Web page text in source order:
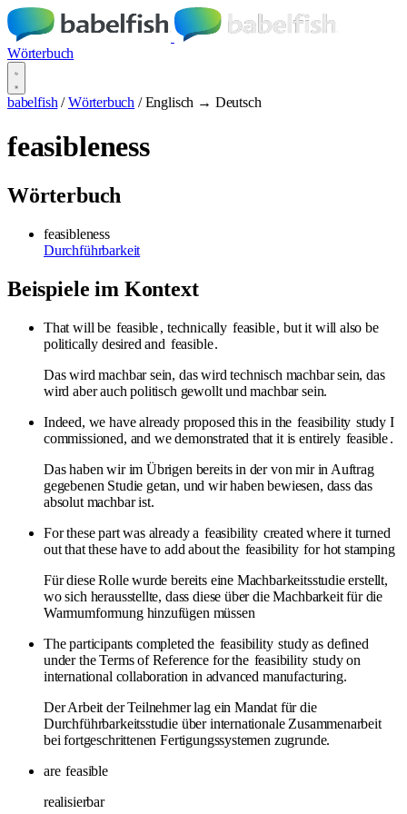
Wörterbuch
babelfish / Wörterbuch / Englisch → Deutsch
feasibleness
Wörterbuch
feasibleness
Durchführbarkeit
Beispiele im Kontext
That will be feasible, technically feasible, but it will also be
politically desired and feasible.
Das wird machbar sein, das wird technisch machbar sein, das
wird aber auch politisch gewollt und machbar sein.
Indeed, we have already proposed this in the feasibility study I
commissioned, and we demonstrated that it is entirely feasible.
Das haben wir im Übrigen bereits in der von mir in Auftrag
gegebenen Studie getan, und wir haben bewiesen, dass das
absolut machbar ist.
For these part was already a feasibility created where it turned
out that these have to add about the feasibility for hot stamping
Für diese Rolle wurde bereits eine Machbarkeitsstudie erstellt,
wo sich herausstellte, dass diese über die Machbarkeit für die
Warmumformung hinzufügen müssen
The participants completed the feasibility study as defined
under the Terms of Reference for the feasibility study on
international collaboration in advanced manufacturing.
Der Arbeit der Teilnehmer lag ein Mandat für die
Durchführbarkeitsstudie über internationale Zusammenarbeit
bei fortgeschrittenen Fertigungssystemen zugrunde.
are feasible
realisierbar